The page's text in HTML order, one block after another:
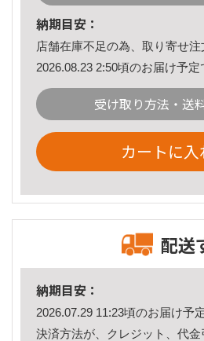
納期目安：
店舗在庫不足の為、取り寄せ注
2026.08.23 2:50頃のお届け予定
受け取り方法・送
カートに入
配送
納期目安：
2026.07.29 11:23頃のお届け予
決済方法が、クレジット、代金